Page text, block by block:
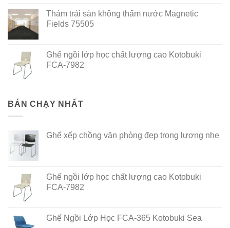
Thảm trải sàn không thấm nước Magnetic
Fields 75505
Ghế ngồi lớp học chất lượng cao Kotobuki
FCA-7982
BÁN CHẠY NHẤT
Ghế xếp chồng văn phòng đẹp trọng lượng nhẹ
Ghế ngồi lớp học chất lượng cao Kotobuki
FCA-7982
Ghế Ngồi Lớp Học FCA-365 Kotobuki Sea